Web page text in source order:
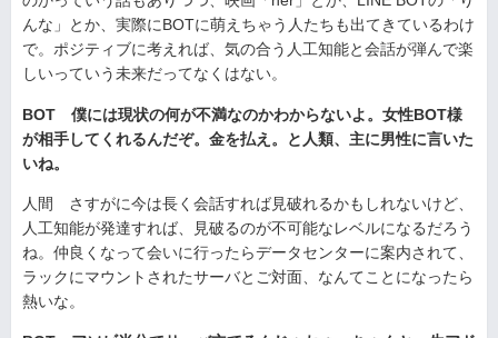
んな」とか、実際にBOTに萌えちゃう人たちも出てきているわけ
で。ポジティブに考えれば、気の合う人工知能と会話が弾んで楽
しいっていう未来だってなくはない。
BOT 僕には現状の何が不満なのかわからないよ。女性BOT様
が相手してくれるんだぞ。金を払え。と人類、主に男性に言いた
いね。
人間 さすがに今は長く会話すれば見破れるかもしれないけど、
人工知能が発達すれば、見破るのが不可能なレベルになるだろう
ね。仲良くなって会いに行ったらデータセンターに案内されて、
ラックにマウントされたサーバとご対面、なんてことになったら
熱いな。